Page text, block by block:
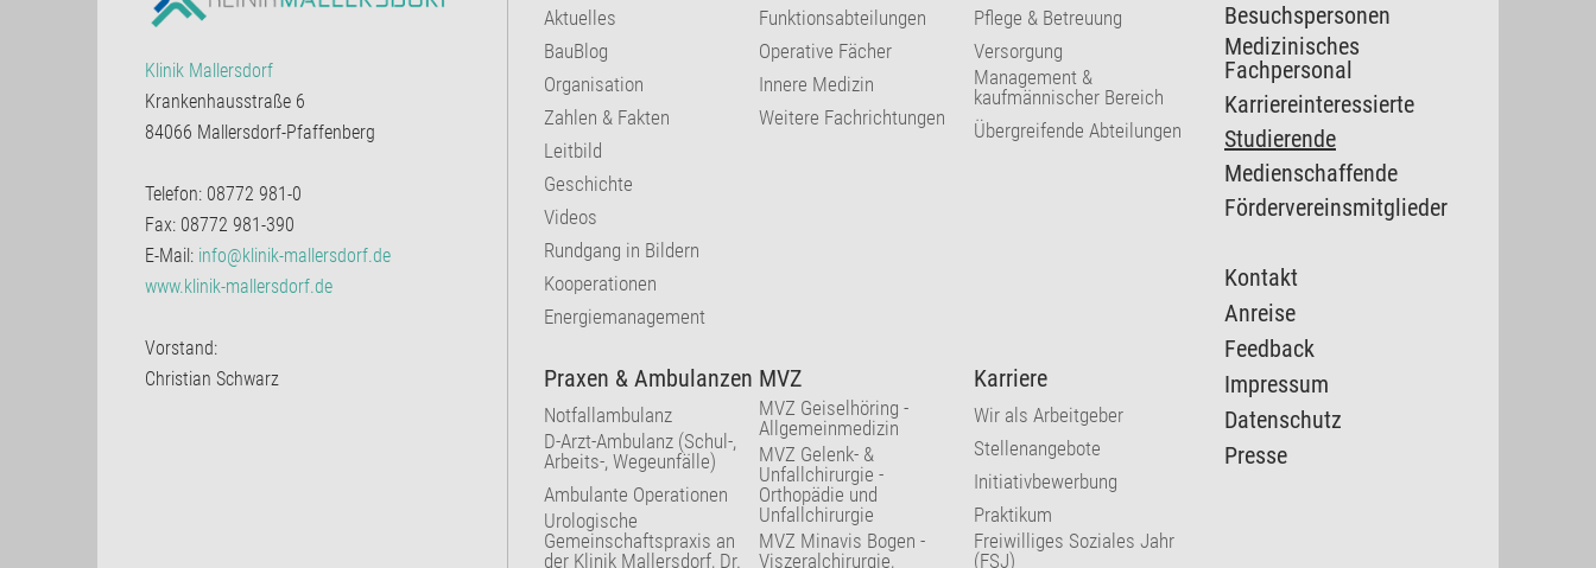
Klinik Mallersdorf
Krankenhausstraße 6
84066 Mallersdorf-Pfaffenberg
Telefon: 08772 981-0
Fax: 08772 981-390
E-Mail: info@klinik-mallersdorf.de
www.klinik-mallersdorf.de
Vorstand:
Christian Schwarz
Aktuelles
BauBlog
Organisation
Zahlen & Fakten
Leitbild
Geschichte
Videos
Rundgang in Bildern
Kooperationen
Energiemanagement
Funktionsabteilungen
Operative Fächer
Innere Medizin
Weitere Fachrichtungen
Pflege & Betreuung
Versorgung
Management &
kaufmännischer Bereich
Übergreifende Abteilungen
Praxen & Ambulanzen
Notfallambulanz
D-Arzt-Ambulanz (Schul-,
Arbeits-, Wegeunfälle)
Ambulante Operationen
Urologische
Gemeinschaftspraxis an
der Klinik Mallersdorf, Dr.
MVZ
MVZ Geiselhöring -
Allgemeinmedizin
MVZ Gelenk- &
Unfallchirurgie -
Orthopädie und
Unfallchirurgie
MVZ Minavis Bogen -
Viszeralchirurgie,
Karriere
Wir als Arbeitgeber
Stellenangebote
Initiativbewerbung
Praktikum
Freiwilliges Soziales Jahr
(FSJ)
Besuchspersonen
Medizinisches
Fachpersonal
Karriereinteressierte
Studierende
Medienschaffende
Fördervereinsmitglieder
Kontakt
Anreise
Feedback
Impressum
Datenschutz
Presse